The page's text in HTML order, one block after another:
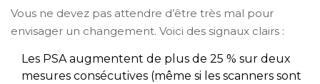
Vous ne devez pas attendre d’être très mal pour
envisager un changement. Voici des signaux clairs :
Les PSA augmentent de plus de 25 % sur deux
mesures consécutives (même si les scanners sont